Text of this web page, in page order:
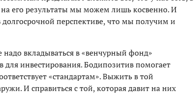
его результаты мы можем лишь косвенно. И
перспективе, что мы получим и
вкладываться в «венчурный фонд»
для инвестирования. Бодипозитив помогает
«стандартам». Выжить в той
И справиться с той, которая давит на них